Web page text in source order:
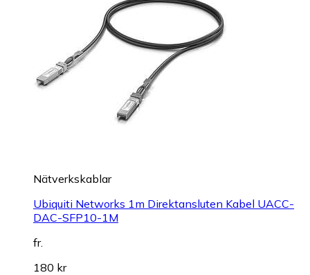
Nätverkskablar
Ubiquiti Networks 1m Direktansluten Kabel UACC-
DAC-SFP10-1M
fr.
180 kr